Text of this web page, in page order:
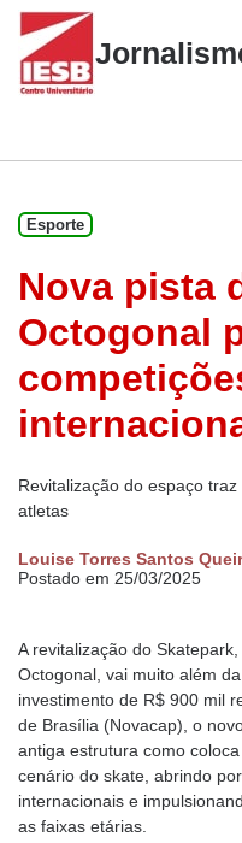
Skip
content
Esporte
Nova pista
Octogonal
Revitalização do espaço
atletas
Louise Torres Santos
Postado em 25/03/2025
A revitalização do
Octogonal, vai muito além
investimento de R$ 900 mil
de Brasília (Novacap), o
antiga estrutura como
cenário do skate, abrindo
internacionais e
as faixas etárias.